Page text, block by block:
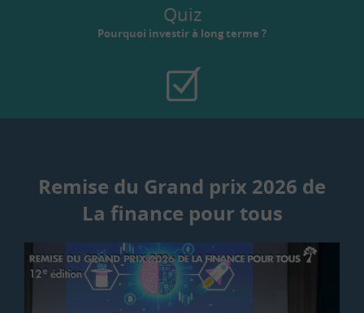
Quiz
Pourquoi investir à long terme ?
Remise du Grand prix 2026 de
La finance pour tous